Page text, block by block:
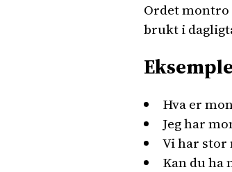
Ordet montro
brukt i
Hva er
Jeg har
Vi har
Kan du ha